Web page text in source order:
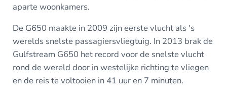
aparte woonkamers.
De G650 maakte in 2009 zijn eerste vlucht als 's
werelds snelste passagiersvliegtuig. In 2013 brak de
Gulfstream G650 het record voor de snelste vlucht
rond de wereld door in westelijke richting te vliegen
en de reis te voltooien in 41 uur en 7 minuten.